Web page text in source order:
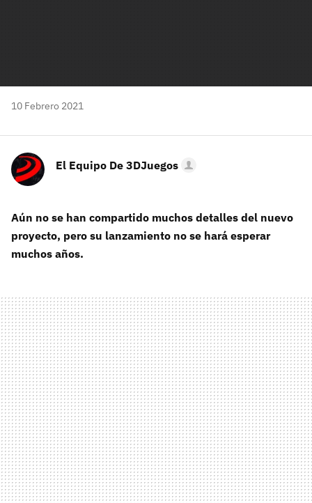
10 Febrero 2021
El Equipo De 3DJuegos
Aún no se han compartido muchos detalles del nuevo
proyecto, pero su lanzamiento no se hará esperar
muchos años.